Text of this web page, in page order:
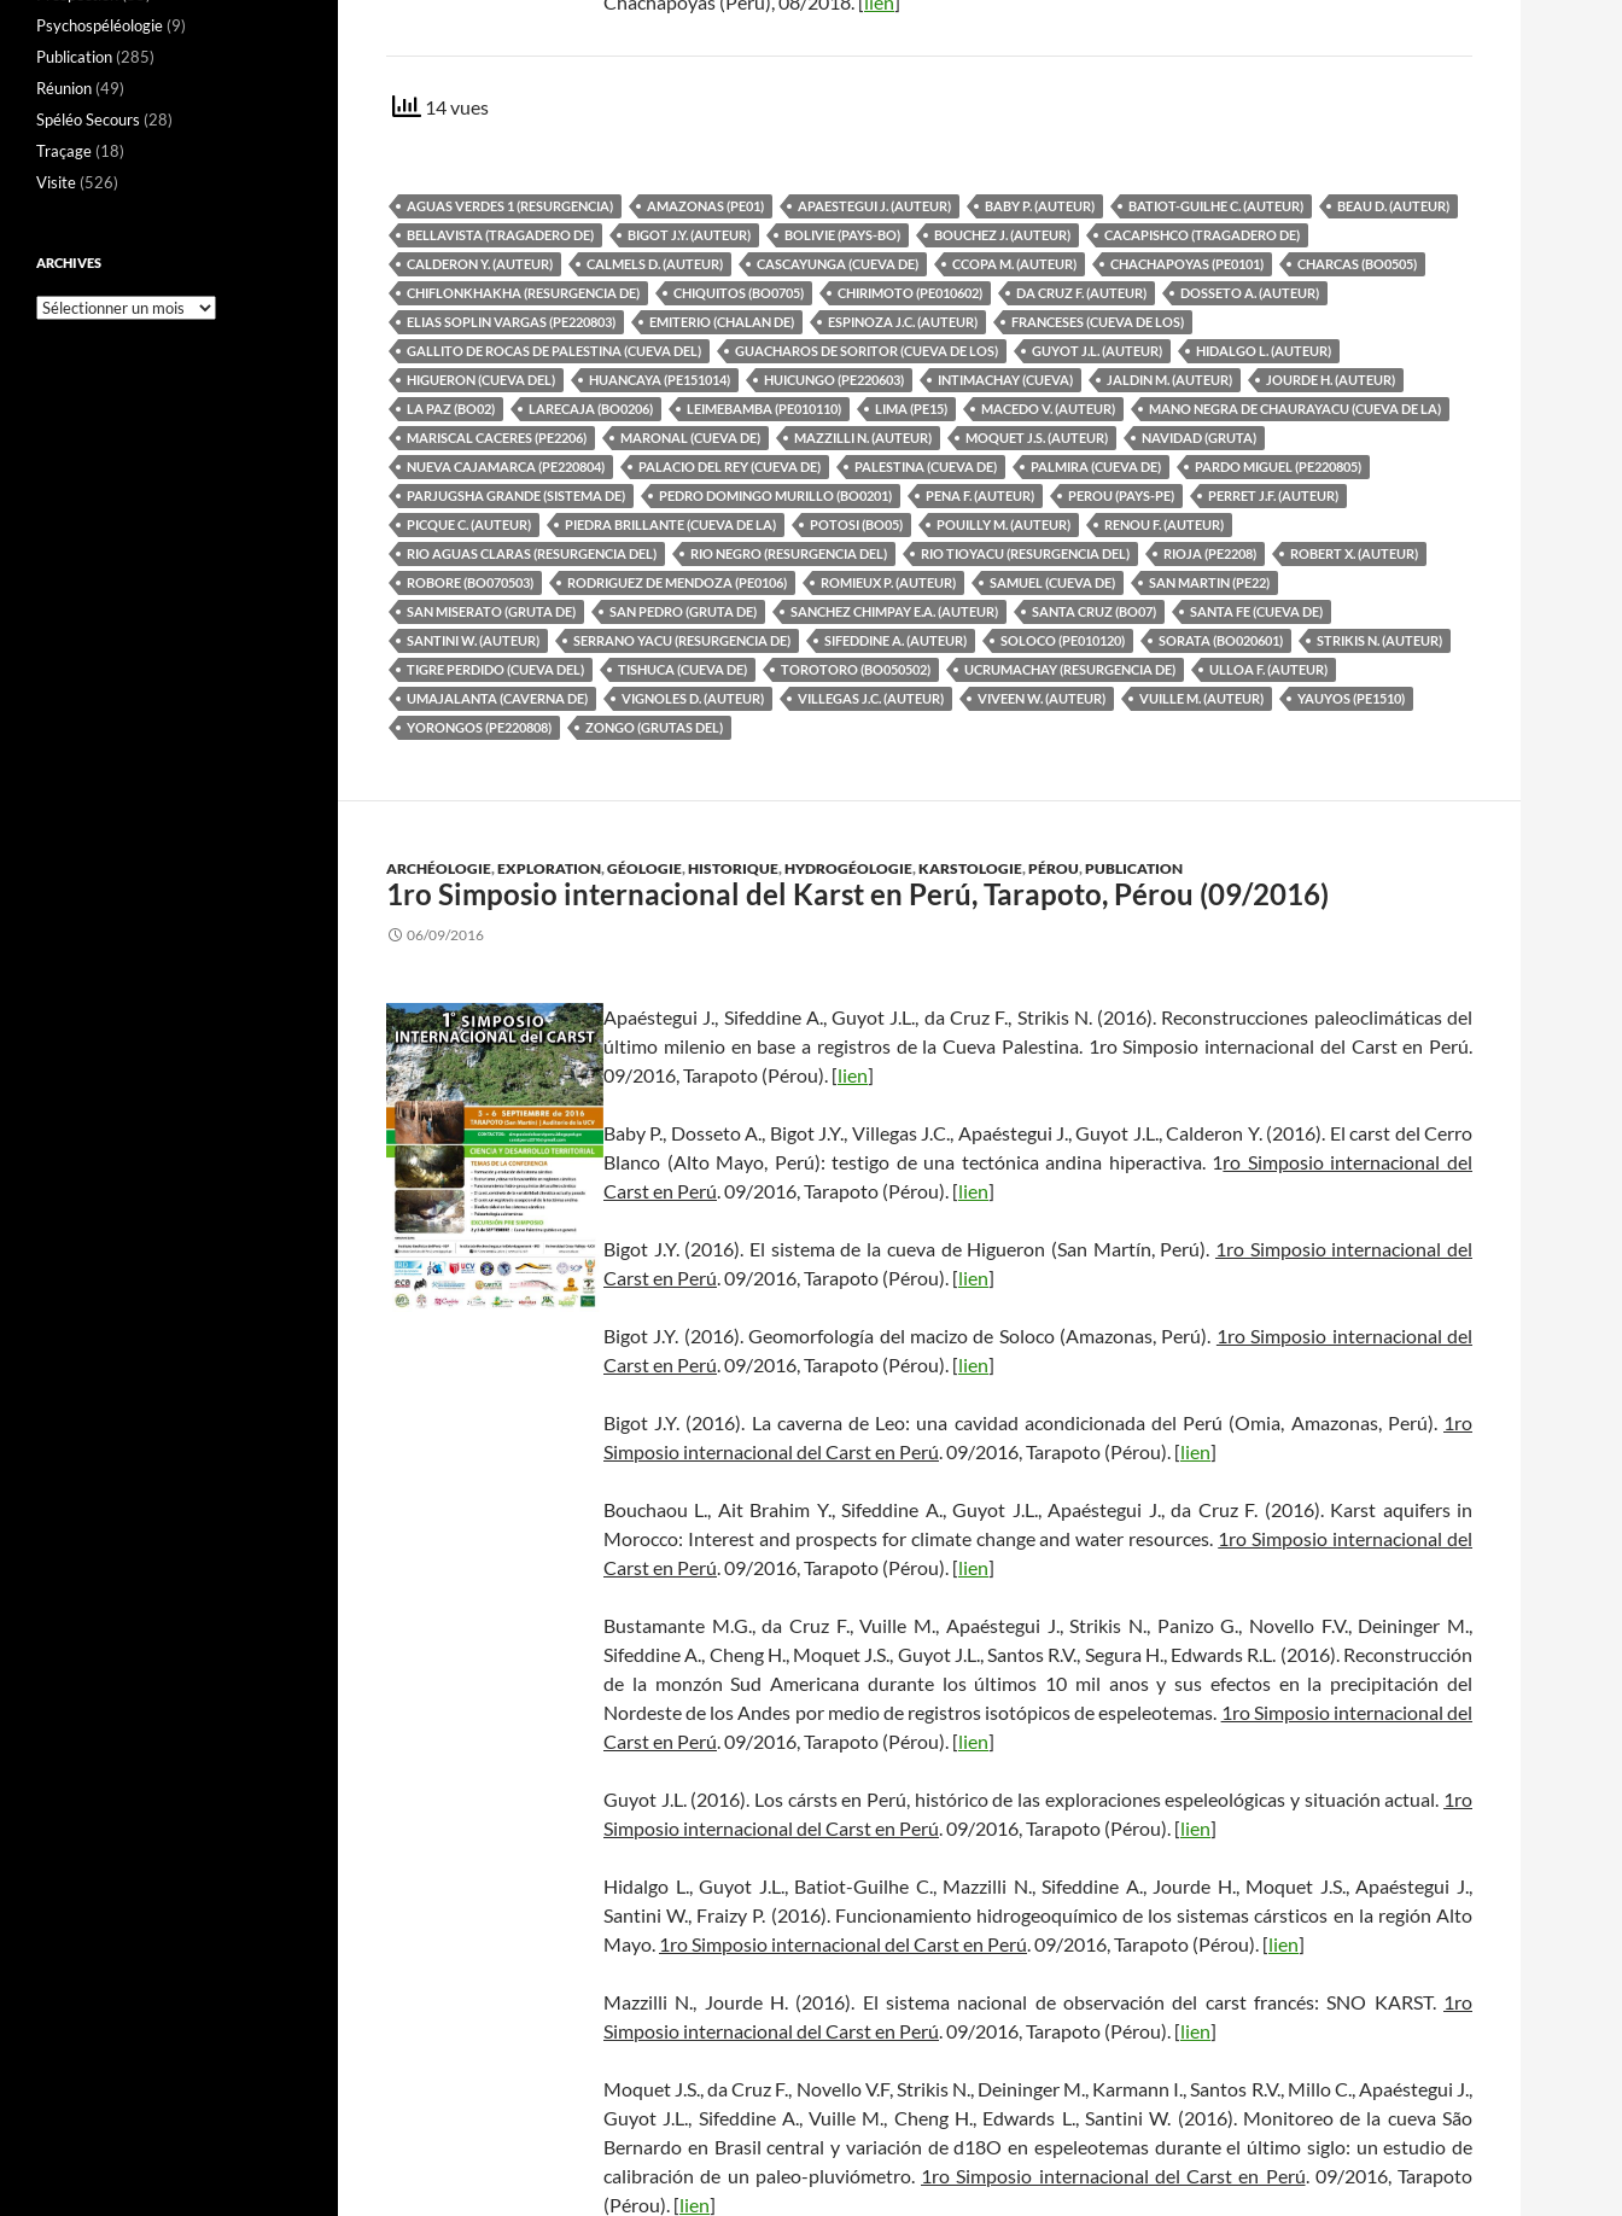
14 vues
AGUAS VERDES 1 (RESURGENCIA) AMAZONAS (PE01) APAESTEGUI J. (AUTEUR) BABY P. (AUTEUR) BATIOT-GUILHE C. (AUTEUR)
BEAU D. (AUTEUR)
BELLAVISTA (TRAGADERO DE)
BIGOT J.Y. (AUTEUR) BOLIVIE (PAYS-BO) BOUCHEZ J. (AUTEUR)
CACAPISHCO (TRAGADERO DE)
CALDERON Y. (AUTEUR)
CALMELS D. (AUTEUR) CASCAYUNGA (CUEVA DE) CCOPA M. (AUTEUR) CHACHAPOYAS (PE0101)
CHARCAS (BO0505)
CHIFLONKHAKHA (RESURGENCIA DE)
CHIQUITOS (BO0705) CHIRIMOTO (PE010602) DA CRUZ F. (AUTEUR)
DOSSETO A. (AUTEUR)
ELIAS SOPLIN VARGAS (PE220803)
EMITERIO (CHALAN DE) ESPINOZA J.C. (AUTEUR)
FRANCESES (CUEVA DE LOS)
GALLITO DE ROCAS DE PALESTINA (CUEVA DEL)
GUACHAROS DE SORITOR (CUEVA DE LOS) GUYOT J.L. (AUTEUR)
HIDALGO L. (AUTEUR)
HIGUERON (CUEVA DEL)
HUANCAYA (PE151014) HUICUNGO (PE220603) INTIMACHAY (CUEVA) JALDIN M. (AUTEUR)
JOURDE H. (AUTEUR)
LA PAZ (BO02)
LARECAJA (BO0206) LEIMEBAMBA (PE010110) LIMA (PE15) MACEDO V. (AUTEUR)
MANO NEGRA DE CHAURAYACU (CUEVA DE LA)
MARISCAL CACERES (PE2206)
MARONAL (CUEVA DE) MAZZILLI N. (AUTEUR) MOQUET J.S. (AUTEUR)
NAVIDAD (GRUTA)
NUEVA CAJAMARCA (PE220804)
PALACIO DEL REY (CUEVA DE) PALESTINA (CUEVA DE) PALMIRA (CUEVA DE)
PARDO MIGUEL (PE220805)
PARJUGSHA GRANDE (SISTEMA DE)
PEDRO DOMINGO MURILLO (BO0201) PENA F. (AUTEUR) PEROU (PAYS-PE)
PERRET J.F. (AUTEUR)
PICQUE C. (AUTEUR)
PIEDRA BRILLANTE (CUEVA DE LA) POTOSI (BO05) POUILLY M. (AUTEUR)
RENOU F. (AUTEUR)
RIO AGUAS CLARAS (RESURGENCIA DEL)
RIO NEGRO (RESURGENCIA DEL) RIO TIOYACU (RESURGENCIA DEL) RIOJA (PE2208)
ROBERT X. (AUTEUR)
ROBORE (BO070503)
RODRIGUEZ DE MENDOZA (PE0106) ROMIEUX P. (AUTEUR) SAMUEL (CUEVA DE)
SAN MARTIN (PE22)
SAN MISERATO (GRUTA DE)
SAN PEDRO (GRUTA DE) SANCHEZ CHIMPAY E.A. (AUTEUR) SANTA CRUZ (BO07)
SANTA FE (CUEVA DE)
SANTINI W. (AUTEUR)
SERRANO YACU (RESURGENCIA DE) SIFEDDINE A. (AUTEUR) SOLOCO (PE010120) SORATA (BO020601)
STRIKIS N. (AUTEUR)
TIGRE PERDIDO (CUEVA DEL)
TISHUCA (CUEVA DE) TOROTORO (BO050502) UCRUMACHAY (RESURGENCIA DE)
ULLOA F. (AUTEUR)
UMAJALANTA (CAVERNA DE)
VIGNOLES D. (AUTEUR) VILLEGAS J.C. (AUTEUR) VIVEEN W. (AUTEUR) VUILLE M. (AUTEUR)
YAUYOS (PE1510)
YORONGOS (PE220808)
ZONGO (GRUTAS DEL)
ARCHÉOLOGIE,EXPLORATION,GÉOLOGIE,HISTORIQUE,HYDROGÉOLOGIE,KARSTOLOGIE,PÉROU,PUBLICATION
1ro Simposio internacional del Karst en Perú, Tarapoto, Pérou (09/2016)
06/09/2016
Apaéstegui J., Sifeddine A., Guyot J.L., da Cruz F., Strikis N. (2016). Reconstrucciones paleoclimáticas del
último milenio en base a registros de la Cueva Palestina. 1ro Simposio internacional del Carst en Perú.
09/2016, Tarapoto (Pérou). [lien]
Baby P., Dosseto A., Bigot J.Y., Villegas J.C., Apaéstegui J., Guyot J.L., Calderon Y. (2016). El carst del Cerro
Blanco (Alto Mayo, Perú): testigo de una tectónica andina hiperactiva. 1ro Simposio internacional del
Carst en Perú. 09/2016, Tarapoto (Pérou). [lien]
Bigot J.Y. (2016). El sistema de la cueva de Higueron (San Martín, Perú). 1ro Simposio internacional del
Carst en Perú. 09/2016, Tarapoto (Pérou). [lien]
Bigot J.Y. (2016). Geomorfología del macizo de Soloco (Amazonas, Perú). 1ro Simposio internacional del
Carst en Perú. 09/2016, Tarapoto (Pérou). [lien]
Bigot J.Y. (2016). La caverna de Leo: una cavidad acondicionada del Perú (Omia, Amazonas, Perú). 1ro
Simposio internacional del Carst en Perú. 09/2016, Tarapoto (Pérou). [lien]
Bouchaou L., Ait Brahim Y., Sifeddine A., Guyot J.L., Apaéstegui J., da Cruz F. (2016). Karst aquifers in
Morocco: Interest and prospects for climate change and water resources. 1ro Simposio internacional del
Carst en Perú. 09/2016, Tarapoto (Pérou). [lien]
Bustamante M.G., da Cruz F., Vuille M., Apaéstegui J., Strikis N., Panizo G., Novello F.V., Deininger M.,
Sifeddine A., Cheng H., Moquet J.S., Guyot J.L., Santos R.V., Segura H., Edwards R.L. (2016). Reconstrucción
de la monzón Sud Americana durante los últimos 10 mil anos y sus efectos en la precipitación del
Nordeste de los Andes por medio de registros isotópicos de espeleotemas. 1ro Simposio internacional del
Carst en Perú. 09/2016, Tarapoto (Pérou). [lien]
Guyot J.L. (2016). Los cársts en Perú, histórico de las exploraciones espeleológicas y situación actual. 1ro
Simposio internacional del Carst en Perú. 09/2016, Tarapoto (Pérou). [lien]
Hidalgo L., Guyot J.L., Batiot-Guilhe C., Mazzilli N., Sifeddine A., Jourde H., Moquet J.S., Apaéstegui J.,
Santini W., Fraizy P. (2016). Funcionamiento hidrogeoquímico de los sistemas cársticos en la región Alto
Mayo. 1ro Simposio internacional del Carst en Perú. 09/2016, Tarapoto (Pérou). [lien]
Mazzilli N., Jourde H. (2016). El sistema nacional de observación del carst francés: SNO KARST. 1ro
Simposio internacional del Carst en Perú. 09/2016, Tarapoto (Pérou). [lien]
Moquet J.S., da Cruz F., Novello V.F, Strikis N., Deininger M., Karmann I., Santos R.V., Millo C., Apaéstegui J.,
Guyot J.L., Sifeddine A., Vuille M., Cheng H., Edwards L., Santini W. (2016). Monitoreo de la cueva São
Bernardo en Brasil central y variación de d18O en espeleotemas durante el último siglo: un estudio de
calibración de un paleo-pluviómetro. 1ro Simposio internacional del Carst en Perú. 09/2016, Tarapoto
(Pérou). [lien]
Psychospéléologie (9)
Publication (285)
Réunion (49)
Spéléo Secours (28)
Traçage (18)
Visite (526)
ARCHIVES
Archives